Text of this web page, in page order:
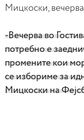
Мицкоски,
-Вечерва во
потребно е
промените кои
се избориме за
Мицкоски на